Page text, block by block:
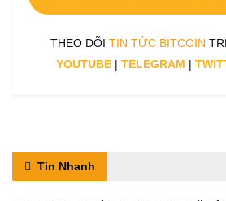
THEO DÕI TIN TỨC BITCOIN
YOUTUBE | TELEGRAM |
Tin Nhanh